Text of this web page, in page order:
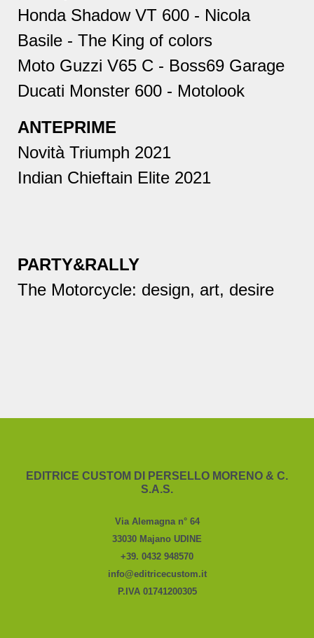
Honda Shadow VT 600 - Nicola
Basile - The King of colors
Moto Guzzi V65 C - Boss69 Garage
Ducati Monster 600 - Motolook
ANTEPRIME
Novità Triumph 2021
Indian Chieftain Elite 2021
PARTY&RALLY
The Motorcycle: design, art, desire
EDITRICE CUSTOM DI PERSELLO MORENO & C.
S.A.S.
Via Alemagna n° 64
33030 Majano UDINE
+39. 0432 948570
info@editricecustom.it
P.IVA 01741200305